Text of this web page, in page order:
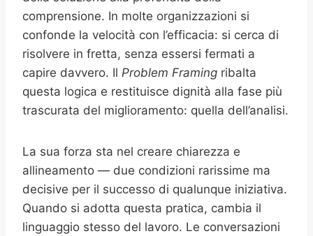
comprensione. In molte organizzazioni si
confonde la velocità con l’efficacia: si cerca di
risolvere in fretta, senza essersi fermati a
capire davvero. Il Problem Framing ribalta
questa logica e restituisce dignità alla fase più
trascurata del miglioramento: quella dell’analisi.
La sua forza sta nel creare chiarezza e
allineamento — due condizioni rarissime ma
decisive per il successo di qualunque iniziativa.
Quando si adotta questa pratica, cambia il
linguaggio stesso del lavoro. Le conversazioni